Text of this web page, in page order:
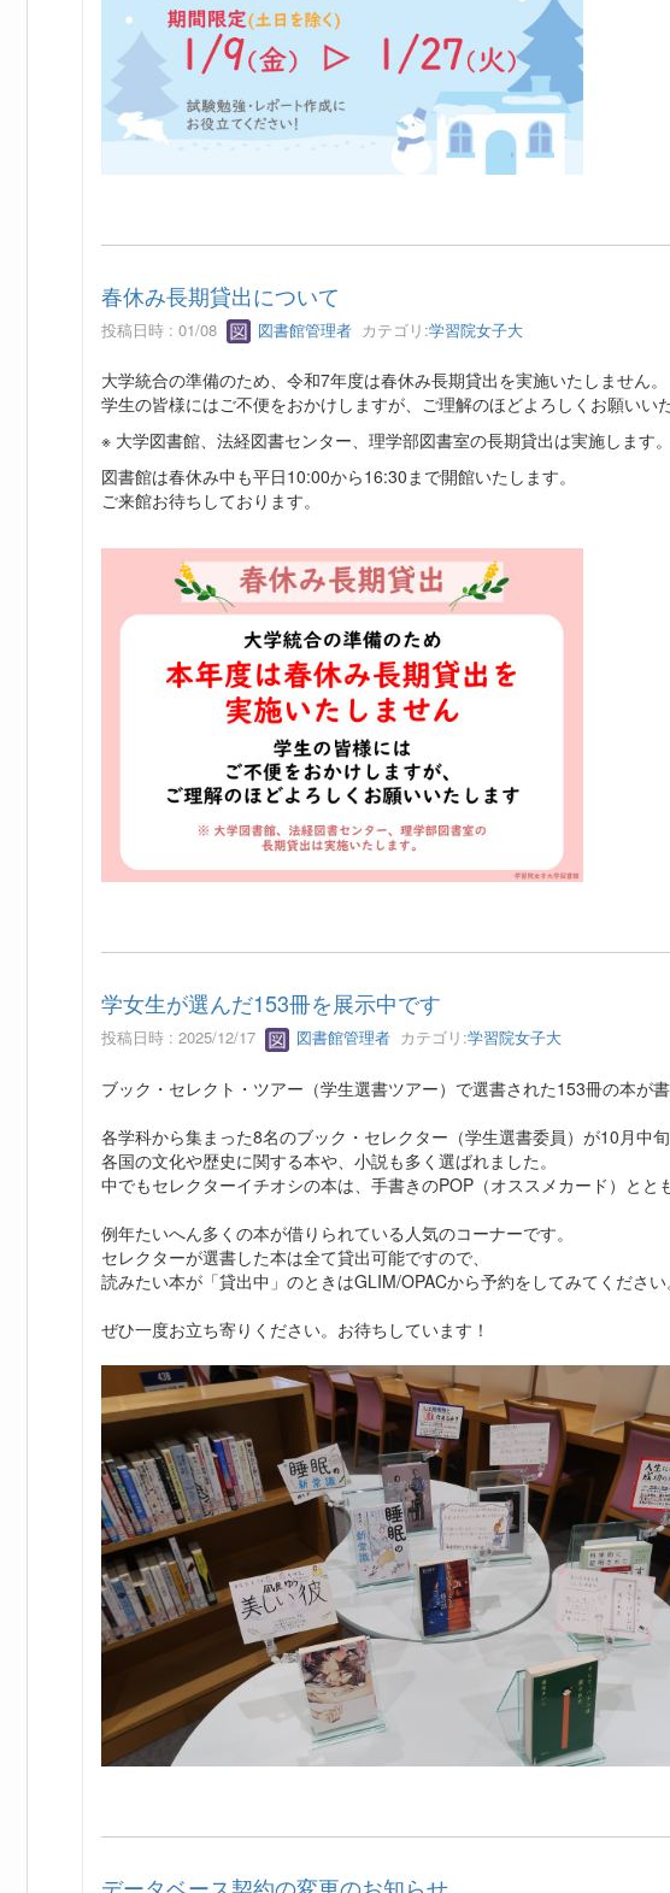
春休み長期貸出について
投稿日時 : 01/08 図書館管理者 カテゴリ:学習院女子大
大学統合の準備のため、令和7年度は春休み長期貸出を実施いたしません。
学生の皆様にはご不便をおかけしますが、ご理解のほどよろしくお願いい
※ 大学図書館、法経図書センター、理学部図書室の長期貸出は実施します。
図書館は春休み中も平日10:00から16:30まで開館いたします。
ご来館お待ちしております。
学女生が選んだ153冊を展示中です
投稿日時 : 2025/12/17 図書館管理者 カテゴリ:学習院女子大
ブック・セレクト・ツアー（学生選書ツアー）で選書された153冊の本が
各学科から集まった8名のブック・セレクター（学生選書委員）が10月中
各国の文化や歴史に関する本や、小説も多く選ばれました。
中でもセレクターイチオシの本は、手書きのPOP（オススメカード）とと
例年たいへん多くの本が借りられている人気のコーナーです。
セレクターが選書した本は全て貸出可能ですので、
読みたい本が「貸出中」のときはGLIM/OPACから予約をしてみてください。
ぜひ一度お立ち寄りください。お待ちしています！